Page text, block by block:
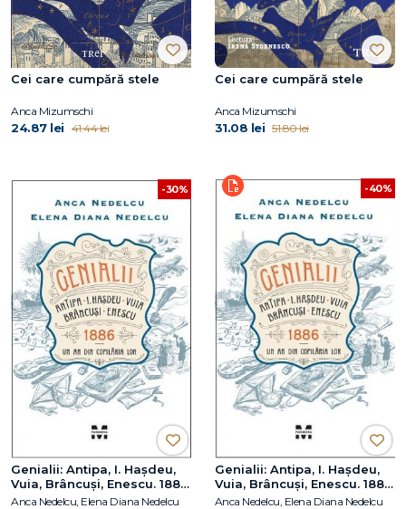
Cei care cumpără stele
Anca Mizumschi
24.87 lei 41.44 lei
Cei care cumpără stele
Anca Mizumschi
31.08 lei 51.80 lei
-30%
Genialii: Antipa, I. Hașdeu,
Vuia, Brâncuși, Enescu. 1886
– Un an din copilăria lor
Anca Nedelcu, Elena Diana Nedelcu
-40%
Genialii: Antipa, I. Hașdeu,
Vuia, Brâncuși, Enescu. 1886
– Un an din copilăria lor
Anca Nedelcu, Elena Diana Nedelcu